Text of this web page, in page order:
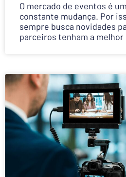
O mercado de eventos é
constante mudança. Por
sempre busca novidades
parceiros tenham a